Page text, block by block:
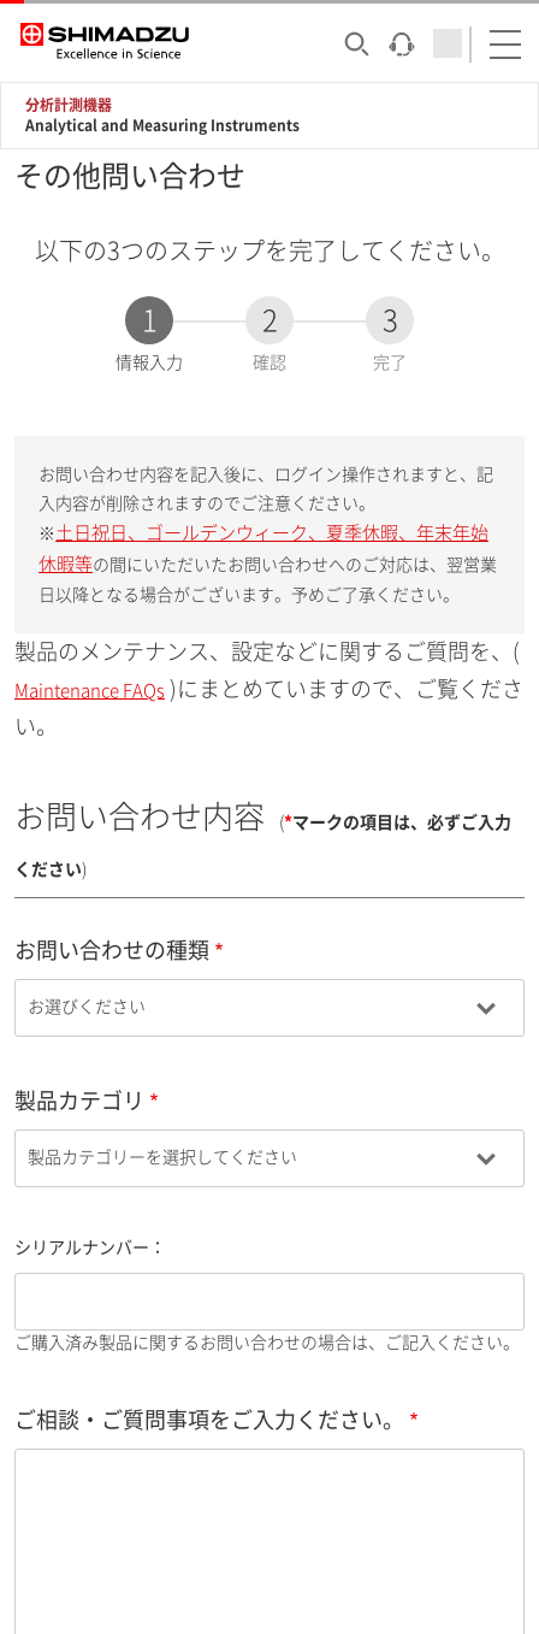
分析計測機器
Analytical and Measuring Instruments
その他問い合わせ
以下の3つのステップを完了してください。
1
現
情報入力
2
確認
3
完了
お問い合わせ内容を記入後に、ログイン操作されますと、記
入内容が削除されますのでご注意ください。
※ 土日祝日、ゴールデンウィーク、夏季休暇、年末年始
休暇等の間にいただいたお問い合わせへのご対応は、翌営業
日以降となる場合がございます。予めご了承ください。
製品のメンテナンス、設定などに関するご質問を、(
Maintenance FAQs )にまとめていますので、ご覧くださ
い。
お問い合わせ内容 (*マークの項目は、必ずご入力
ください)
お問い合わせの種類
製品カテゴリ
シリアルナンバー：
ご購入済み製品に関するお問い合わせの場合は、ご記入ください。
ご相談・ご質問事項をご入力ください。